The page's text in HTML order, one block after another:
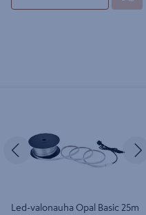
Edellinen
Led-valonauha Opal Basic 25m